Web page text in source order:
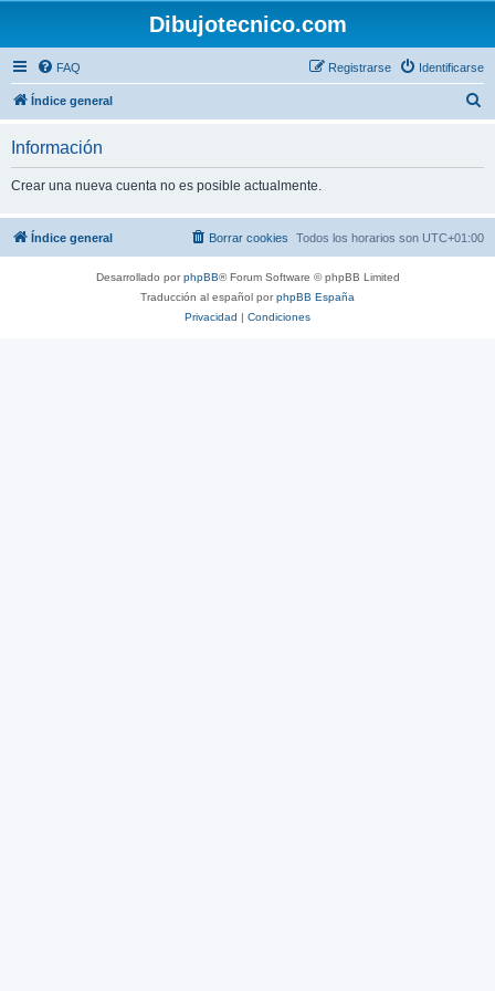
Dibujotecnico.com
FAQ Identificarse
Registrarse
Índice general
r
Información
Crear una nueva cuenta no es posible actualmente.
Índice general Todos los horarios son UTC+01:00
Borrar cookies
Desarrollado porphpBB® Forum Software © phpBB Limited
Traducción al español porphpBB España
Privacidad | Condiciones